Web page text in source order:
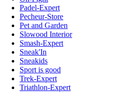
Padel-Expert
Pecheur-Store
Pet and Garden
Slowood Interior
Smash-Expert
Sneak'In
Sneakids
Sport is good
Trek-Expert
Triathlon-Expert